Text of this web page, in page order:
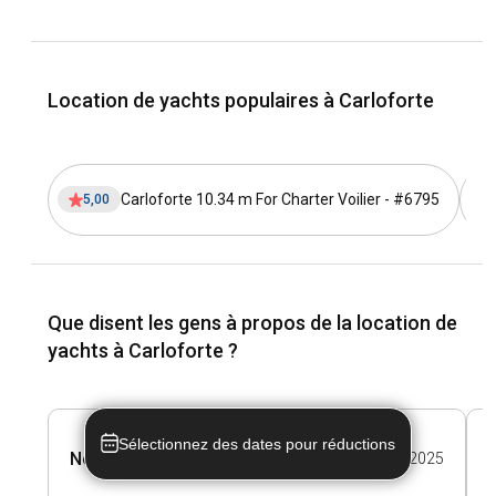
yachts, tandis que naviguer autour du phare de Capo
à Carloforte ?
La période idéale pour louer un yacht à Carloforte s'étend
de mai à septembre, lorsque la température de la mer est
Comment sont les conditions météorologiques et
Des conditions de navigation parfaites vous attendent à
Carloforte. Avec des températures moyennes d'été autour
de 24°C et de faibles précipitations, naviguer dans ces eaux
tempérées est un pur plaisir. Les courants marins sont
Location de yachts populaires à Carloforte
5,00 Carloforte 10.34 m For Charter Voilier - #6795
Que disent les gens à propos de la location de
yachts à Carloforte ?
Nolwenn L. 01 Sep 2025
Sélectionnez des dates pour réductions